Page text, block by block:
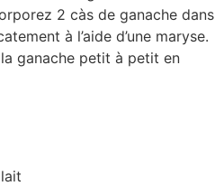
2 càs de ganache dans
à l’aide d’une maryse.
ganache petit à petit en